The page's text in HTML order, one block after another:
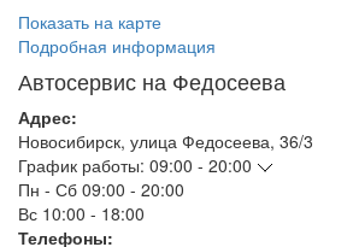
Показать на карте
Подробная информация
Автосервис на Федосеева
Адрес:
Новосибирск, улица Федосеева, 36/3
График работы: 09:00 - 20:00
Пн - Сб 09:00 - 20:00
Вс 10:00 - 18:00
Телефоны: